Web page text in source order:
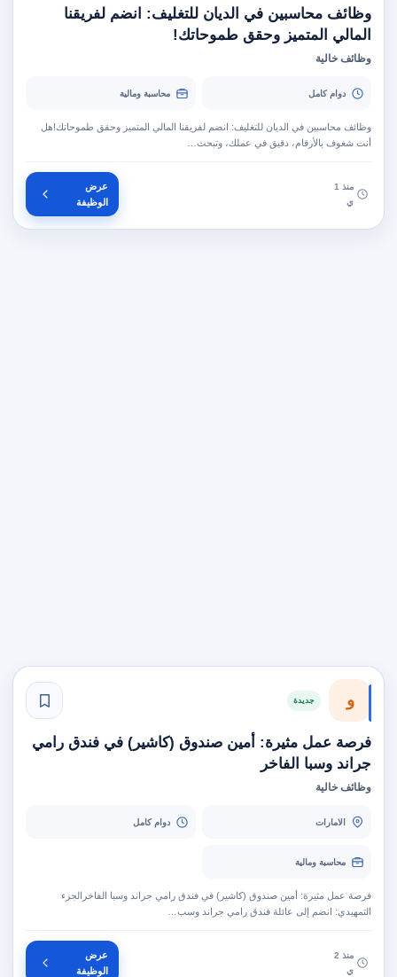
وظائف محاسبين في الديان للتغليف: انضم لفريقنا
المالي المتميز وحقق طموحاتك!
وظائف خالية
دوام كامل محاسبة ومالية
وظائف محاسبين في الديان للتغليف: انضم لفريقنا المالي المتميز وحقق طموحاتك!هل
أنت شغوف بالأرقام، دقيق في عملك، وتبحث…
منذ 1
ي
عرض
الوظيفة
و جديدة
فرصة عمل مثيرة: أمين صندوق (كاشير) في فندق رامي
جراند وسبا الفاخر
وظائف خالية
الامارات دوام كامل
محاسبة ومالية
فرصة عمل مثيرة: أمين صندوق (كاشير) في فندق رامي جراند وسبا الفاخرالجزء
التمهيدي: انضم إلى عائلة فندق رامي جراند وسب…
منذ 2
ي
عرض
الوظيفة